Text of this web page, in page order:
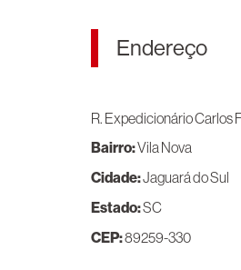
Endereço
R. Expedicionário Carlos
Bairro:Vila Nova
Cidade:Jaguará do Sul
Estado:SC
CEP:89259-330